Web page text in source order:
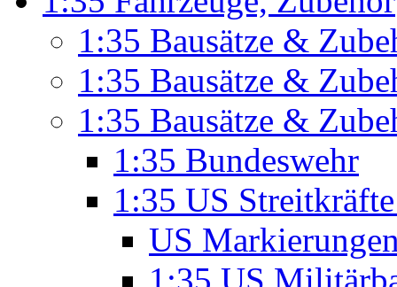
1:35 Bausätze &
1:35 Bausätze &
1:35 Bausätze &
1:35 Bundeswehr
1:35 US
US